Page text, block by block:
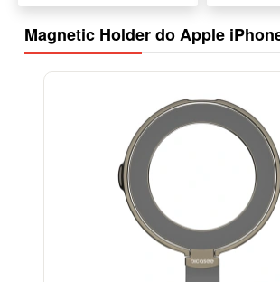
Magnetic Holder do Apple